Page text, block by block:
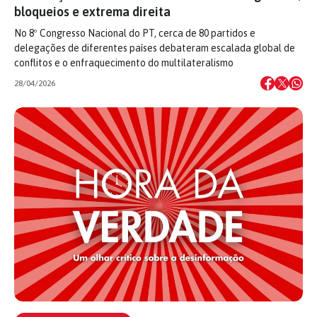
bloqueios e extrema direita
No 8º Congresso Nacional do PT, cerca de 80 partidos e
delegações de diferentes países debateram escalada global de
conflitos e o enfraquecimento do multilateralismo
28/04/2026